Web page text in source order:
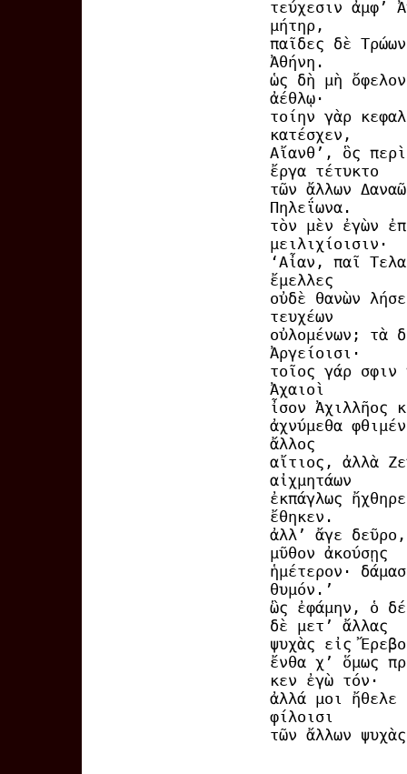
τεύχεσιν ἀμφ’
μήτηρ,
παῖδες δὲ
Ἀθήνη.
ὡς δὴ μὴ
ἀέθλῳ·
τοίην γὰρ
κατέσχεν,
Αἴανθ’, ὃς
ἔργα τέτυκτο
τῶν ἄλλων
Πηλεΐωνα.
τὸν μὲν ἐγὼν
μειλιχίοισιν·
‘Αἶαν, παῖ
ἔμελλες
οὐδὲ θανὼν
τευχέων
οὐλομένων; τὰ
Ἀργείοισι·
τοῖος γάρ σφιν
Ἀχαιοὶ
ἶσον Ἀχιλλῆος
ἀχνύμεθα
ἄλλος
αἴτιος, ἀλλὰ
αἰχμητάων
ἐκπάγλως
ἔθηκεν.
ἀλλ’ ἄγε
μῦθον ἀκούσῃς
ἡμέτερον·
θυμόν.’
ὣς ἐφάμην, ὁ
δὲ μετ’ ἄλλας
ψυχὰς εἰς
ἔνθα χ’ ὅμως
κεν ἐγὼ τόν·
ἀλλά μοι ἤθελε
φίλοισι
τῶν ἄλλων